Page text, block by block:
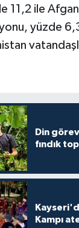
11,2 ile
yüzde
Din
fındık
Kampı
Müftülüğü